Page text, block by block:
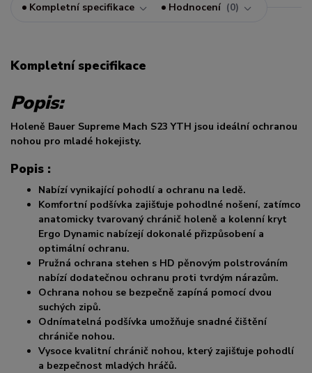
Kompletní specifikace Hodnocení 0
Kompletní specifikace
Popis:
Holeně Bauer Supreme Mach S23 YTH jsou ideální ochranou
nohou pro mladé hokejisty.
Popis :
Nabízí vynikající pohodlí a ochranu na ledě.
Komfortní podšívka zajišťuje pohodlné nošení, zatímco
anatomicky tvarovaný chránič holeně a kolenní kryt
Ergo Dynamic nabízejí dokonalé přizpůsobení a
optimální ochranu.
Pružná ochrana stehen s HD pěnovým polstrováním
nabízí dodatečnou ochranu proti tvrdým nárazům.
Ochrana nohou se bezpečně zapíná pomocí dvou
suchých zipů.
Odnímatelná podšívka umožňuje snadné čištění
chrániče nohou.
Vysoce kvalitní chránič nohou, který zajišťuje pohodlí
a bezpečnost mladých hráčů.